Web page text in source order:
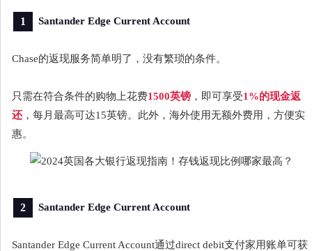
1 Santander Edge Current Account
Chase的返现服务简单明了，没有繁琐的条件。
只需在符合条件的购物上花费1500英镑 ，即可享受1%的现金返
还，每月最高可达15英镑。此外，海外使用无额外费用，方便实
惠。
2 Santander Edge Current Account
Santander Edge Current Account通过direct debit支付家用账单可获